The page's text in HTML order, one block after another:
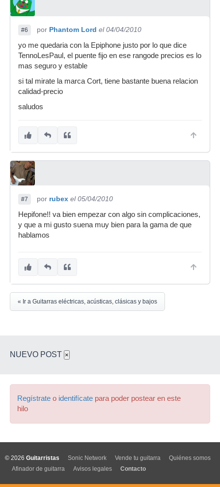
#6 por Phantom Lord el 04/04/2010
yo me quedaria con la Epiphone justo por lo que dice
TennoLesPaul, el puente fijo en ese rangode precios es lo
mas seguro y estable
si tal mirate la marca Cort, tiene bastante buena relacion
calidad-precio
saludos
#7 por rubex el 05/04/2010
Hepifone!! va bien empezar con algo sin complicaciones,
y que a mi gusto suena muy bien para la gama de que
hablamos
« Ir a Guitarras eléctricas, acústicas, clásicas y bajos
NUEVO POST ×
Regístrate o identifícate para poder postear en este
hilo
© 2026 Guitarristas Sonic Network Vende tu guitarra
Quiénes somos
Afinador de guitarra
Avisos legales Contacto